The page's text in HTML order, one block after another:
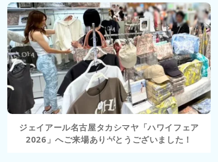
VIEW
ジェイアール名古屋タカシマヤ「ハワイフェア
2026」へご来場ありがとうございました！